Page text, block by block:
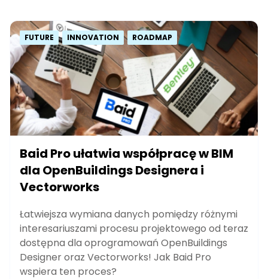
FUTURE INNOVATION ROADMAP
Baid Pro ułatwia współpracę w BIM
dla OpenBuildings Designera i
Vectorworks
Łatwiejsza wymiana danych pomiędzy różnymi
interesariuszami procesu projektowego od teraz
dostępna dla oprogramowań OpenBuildings
Designer oraz Vectorworks! Jak Baid Pro
wspiera ten proces?